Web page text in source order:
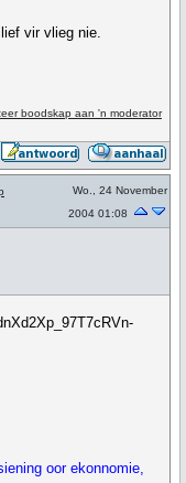
vir vlieg nie.
boodskap aan 'n moderator
Wo., 24 November
2004 01:08
oor ekonnomie,